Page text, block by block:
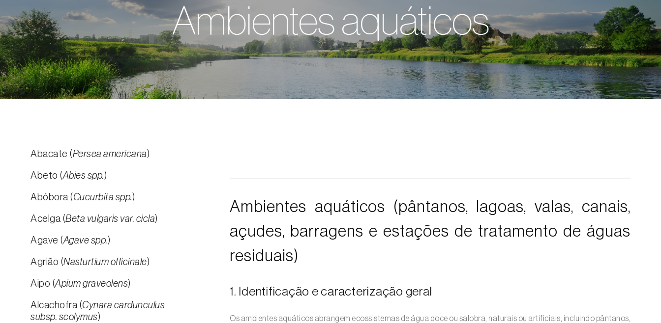
Ambientes aquáticos
Abacate (Persea americana)
Abeto (Abies spp.)
Abóbora (Cucurbita spp.)
Acelga (Beta vulgaris var. cicla)
Agave (Agave spp.)
Agrião (Nasturtium officinale)
Aipo (Apium graveolens)
Alcachofra (Cynara cardunculus
subsp. scolymus)
Ambientes aquáticos (pântanos, lagoas, valas, canais,
açudes, barragens e estações de tratamento de águas
residuais)
1. Identificação e caracterização geral
Os ambientes aquáticos abrangem ecossistemas de água doce ou salobra, naturais ou artificiais, incluindo pântanos,